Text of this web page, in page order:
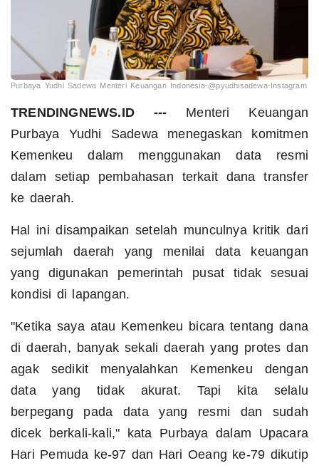
Purbaya Yudhi Sadewa Menteri Keuangan Indonesia-@pyudhisadewa-Instagram
TRENDINGNEWS.ID --- Menteri Keuangan
Purbaya Yudhi Sadewa menegaskan komitmen
Kemenkeu dalam menggunakan data resmi
dalam setiap pembahasan terkait dana transfer
ke daerah.
Hal ini disampaikan setelah munculnya kritik dari
sejumlah daerah yang menilai data keuangan
yang digunakan pemerintah pusat tidak sesuai
kondisi di lapangan.
"Ketika saya atau Kemenkeu bicara tentang dana
di daerah, banyak sekali daerah yang protes dan
agak sedikit menyalahkan Kemenkeu dengan
data yang tidak akurat. Tapi kita selalu
berpegang pada data yang resmi dan sudah
dicek berkali-kali," kata Purbaya dalam Upacara
Hari Pemuda ke-97 dan Hari Oeang ke-79 dikutip